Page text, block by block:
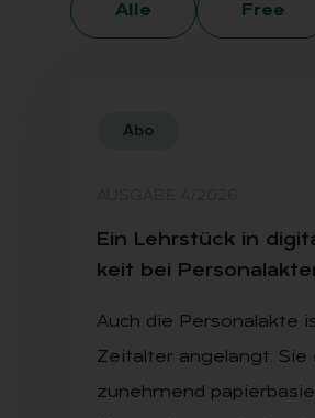
Alle Free
Abo
Ein Lehr­stück in
keit bei
Auch die Personalakte
Zeitalter angelangt. Sie
zunehmend